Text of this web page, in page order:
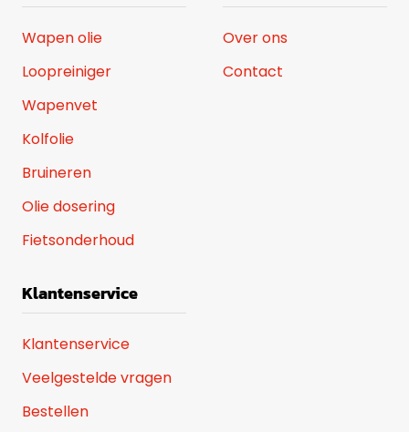
Wapen olie
Loopreiniger
Wapenvet
Kolfolie
Bruineren
Olie dosering
Fietsonderhoud
Over ons
Contact
Klantenservice
Klantenservice
Veelgestelde vragen
Bestellen